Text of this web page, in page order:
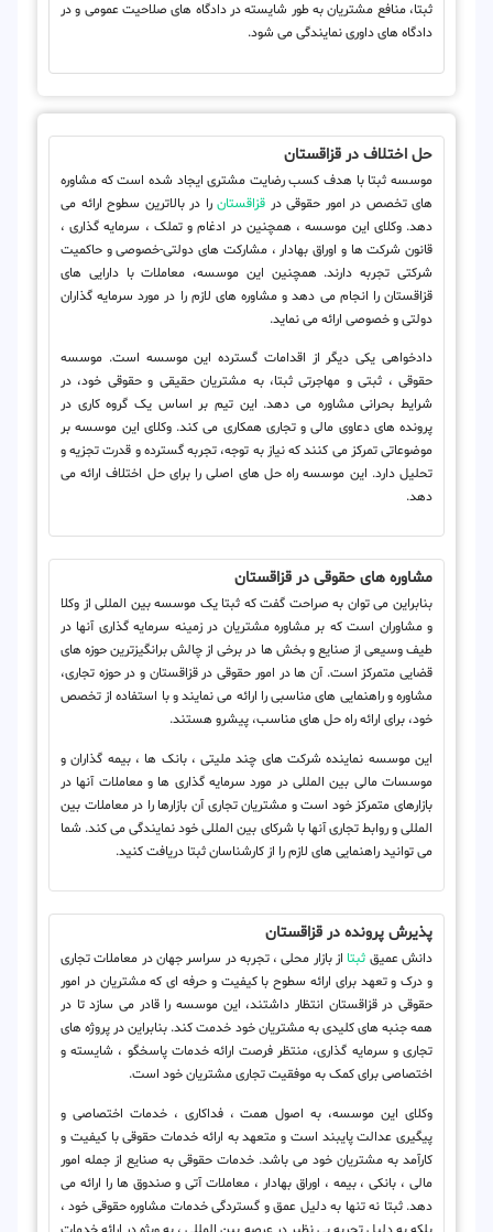
ثبتا، منافع مشتریان به طور شایسته در دادگاه های صلاحیت عمومی و در
دادگاه های داوری نمایندگی می شود.
حل اختلاف در قزاقستان
موسسه ثبتا با هدف کسب رضایت مشتری ایجاد شده است که مشاوره
های تخصص در امور حقوقی در قزاقستانرا در بالاترین سطوح ارائه می
دهد. وکلای این موسسه ، همچنین در ادغام و تملک ، سرمایه گذاری ،
قانون شرکت ها و اوراق بهادار ، مشارکت های دولتی-خصوصی و حاکمیت
شرکتی تجربه دارند. همچنین این موسسه، معاملات با دارایی های
قزاقستان را انجام می دهد و مشاوره های لازم را در مورد سرمایه گذاران
دولتی و خصوصی ارائه می نماید.
دادخواهی یکی دیگر از اقدامات گسترده این موسسه است. موسسه
حقوقی ، ثبتی و مهاجرتی ثبتا، به مشتریان حقیقی و حقوقی خود، در
شرایط بحرانی مشاوره می دهد. این تیم بر اساس یک گروه کاری در
پرونده های دعاوی مالی و تجاری همکاری می کند. وکلای این موسسه بر
موضوعاتی تمرکز می کنند که نیاز به توجه، تجربه گسترده و قدرت تجزیه و
تحلیل دارد. این موسسه راه حل های اصلی را برای حل اختلاف ارائه می
دهد.
مشاوره های حقوقی در قزاقستان
بنابراین می توان به صراحت گفت که ثبتا یک موسسه بین المللی از وکلا
و مشاوران است که بر مشاوره مشتریان در زمینه سرمایه گذاری آنها در
طیف وسیعی از صنایع و بخش ها در برخی از چالش برانگیزترین حوزه های
قضایی متمرکز است. آن ها در امور حقوقی در قزاقستان و در حوزه تجاری،
مشاوره و راهنمایی های مناسبی را ارائه می نمایند و با استفاده از تخصص
خود، برای ارائه راه حل های مناسب، پیشرو هستند.
این موسسه نماینده شرکت های چند ملیتی ، بانک ها ، بیمه گذاران و
موسسات مالی بین المللی در مورد سرمایه گذاری ها و معاملات آنها در
بازارهای متمرکز خود است و مشتریان تجاری آن بازارها را در معاملات بین
المللی و روابط تجاری آنها با شرکای بین المللی خود نمایندگی می کند. شما
می توانید راهنمایی های لازم را از کارشناسان ثبتا دریافت کنید.
پذیرش پرونده در قزاقستان
دانش عمیق ثبتا از بازار محلی ، تجربه در سراسر جهان در معاملات تجاری
و درک و تعهد برای ارائه سطوح با کیفیت و حرفه ای که مشتریان در امور
حقوقی در قزاقستان انتظار داشتند، این موسسه را قادر می سازد تا در
همه جنبه های کلیدی به مشتریان خود خدمت کند. بنابراین در پروژه های
تجاری و سرمایه گذاری، منتظر فرصت ارائه خدمات پاسخگو ، شایسته و
اختصاصی برای کمک به موفقیت تجاری مشتریان خود است.
وکلای این موسسه، به اصول همت ، فداکاری ، خدمات اختصاصی و
پیگیری عدالت پایبند است و متعهد به ارائه خدمات حقوقی با کیفیت و
کارآمد به مشتریان خود می باشد. خدمات حقوقی به صنایع از جمله امور
مالی ، بانکی ، بیمه ، اوراق بهادار ، معاملات آتی و صندوق ها را ارائه می
دهد. ثبتا نه تنها به دلیل عمق و گستردگی خدمات مشاوره حقوقی خود ،